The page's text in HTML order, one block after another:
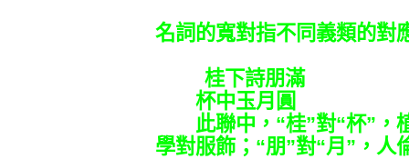
名詞的寬對指不同義類的對
桂下詩朋滿
杯中玉月圓
此聯中，“桂”對“杯”，
學對服飾；“朋”對“月”，人